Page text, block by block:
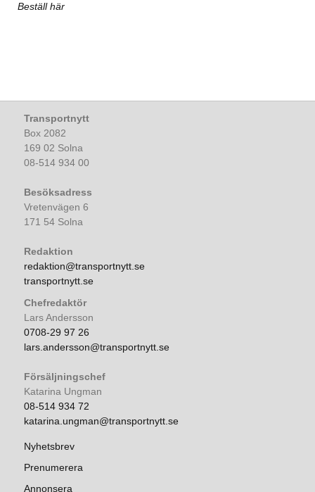
Beställ här
Transportnytt
Box 2082
169 02 Solna
08-514 934 00
Besöksadress
Vretenvägen 6
171 54 Solna
Redaktion
redaktion@transportnytt.se
transportnytt.se
Chefredaktör
Lars Andersson
0708-29 97 26
lars.andersson@transportnytt.se
Försäljningschef
Katarina Ungman
08-514 934 72
katarina.ungman@transportnytt.se
Nyhetsbrev
Prenumerera
Annonsera